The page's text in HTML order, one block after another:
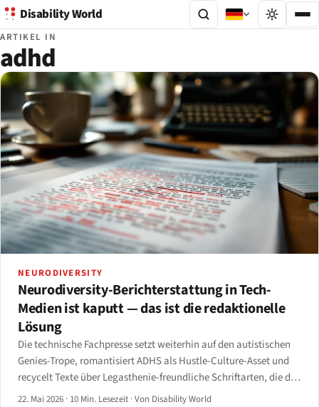
Disability World
ARTIKEL IN
adhd
NEURODIVERSITY
Neurodiversity-Berichterstattung in Tech-
Medien ist kaputt — das ist die redaktionelle
Lösung
Die technische Fachpresse setzt weiterhin auf den autistischen
Genies-Trope, romantisiert ADHS als Hustle-Culture-Asset und
recycelt Texte über Legasthenie-freundliche Schriftarten, die die
Forschung kaum stützt. Die Sprache der Community hat sich
22. Mai 2026 · 10 Min. Lesezeit ·Von Disability World